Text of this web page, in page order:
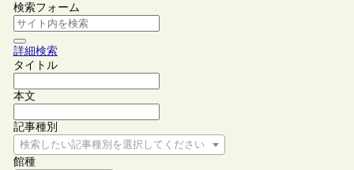
検索フォーム
詳細検索
タイトル
本文
記事種別
検索したい記事種別を選択してください
館種